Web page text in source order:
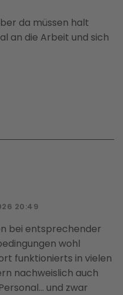
da müssen halt
an die Arbeit und sich
20:49
bei entsprechender
wohl
funktionierts in vielen
nachweislich auch
und zwar